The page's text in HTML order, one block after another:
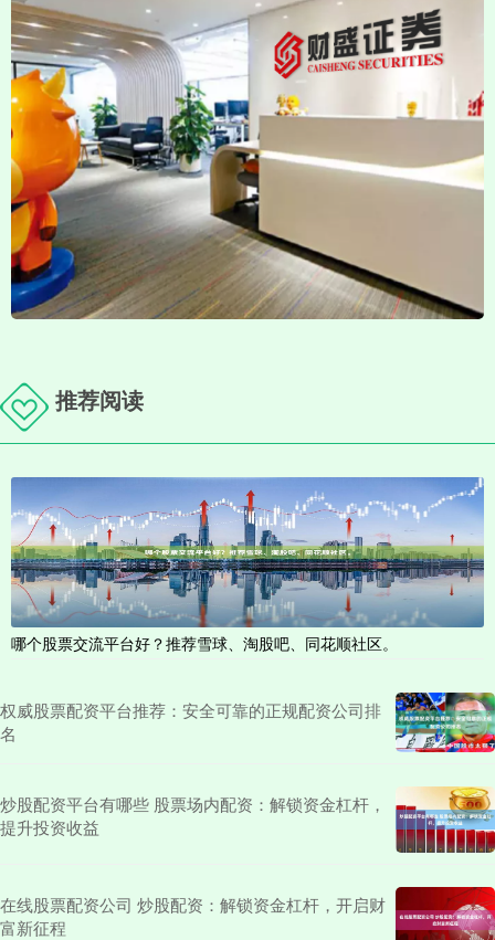
推荐阅读
哪个股票交流平台好？推荐雪球、淘股吧、同花顺社区。
权威股票配资平台推荐：安全可靠的正规配资公司排
名
炒股配资平台有哪些 股票场内配资：解锁资金杠杆，
提升投资收益
在线股票配资公司 炒股配资：解锁资金杠杆，开启财
富新征程